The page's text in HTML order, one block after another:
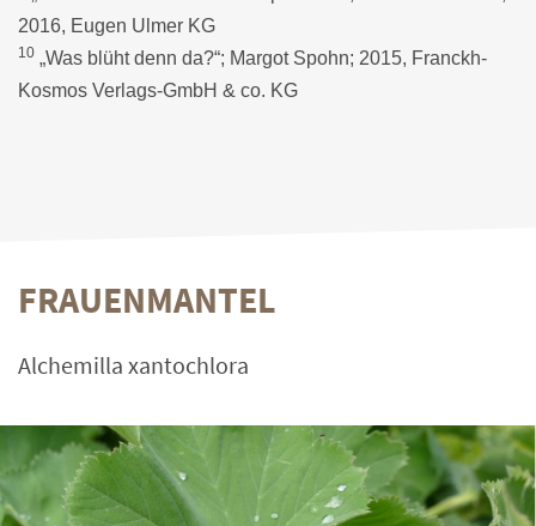
2016, Eugen Ulmer KG
10 „Was blüht denn da?“; Margot Spohn; 2015, Franckh-
Kosmos Verlags-GmbH & co. KG
FRAUENMANTEL
Alchemilla xantochlora